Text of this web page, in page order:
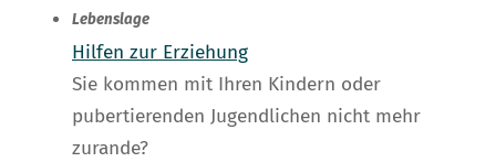
Lebenslage
Hilfen zur Erziehung
Sie kommen mit Ihren Kindern oder
pubertierenden Jugendlichen nicht mehr
zurande?